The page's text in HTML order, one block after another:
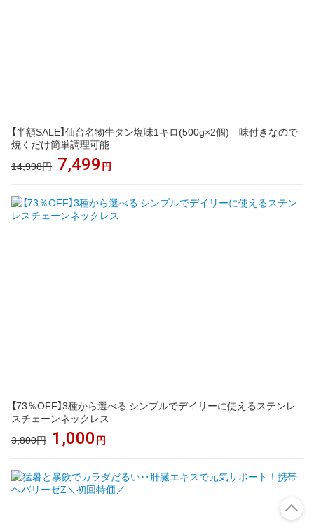
【半額SALE】仙台名物牛タン塩味1キロ(500g×2個) 味付きなので
焼くだけ簡単調理可能
14,998円 7,499 円
【73％OFF】3種から選べる シンプルでデイリーに使えるステンレ
スチェーンネックレス
3,800円 1,000 円